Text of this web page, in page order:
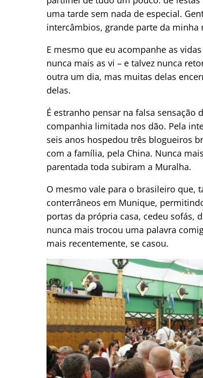
uma tarde sem nada de especial.
intercâmbios, grande parte da minha
E mesmo que eu acompanhe as
nunca mais as vi – e talvez nunca
outra um dia, mas muitas delas
delas.
É estranho pensar na falsa sensação
companhia limitada nos dão. Pela
seis anos hospedou três blogueiros
com a família, pela China. Nunca
parentada toda subiram a Muralha.
O mesmo vale para o brasileiro que,
conterrâneos em Munique,
portas da própria casa, cedeu sofás,
nunca mais trocou uma palavra
mais recentemente, se casou.